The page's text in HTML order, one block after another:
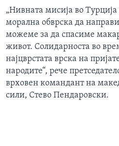
„Нивната мисија во
морална обврска да
можеме за да спасиме
живот. Солидарноста во
најцврстата врска на
народите“, рече
врховен командант на
сили, Стево Пендаровски.